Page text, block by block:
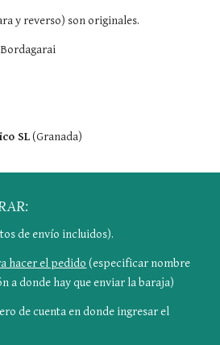
y reverso) son originales.
SL (Granada)
de envío incluidos).
hacer el pedido (especificar nombre
a donde hay que enviar la baraja)